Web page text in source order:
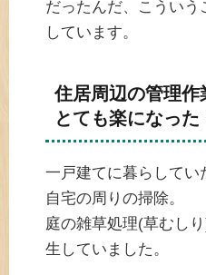
だったんだ、こうい
しています。
住居周辺の管理作
とても楽になった
一戸建てに暮らしてい
自宅の周りの掃除。
庭の雑草処理(草むし
生していました。